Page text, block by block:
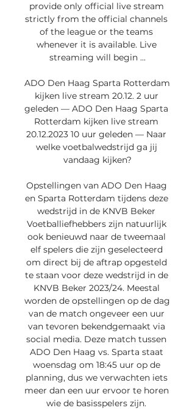
provide only official live stream
strictly from the official channels
of the league or the teams
whenever it is available. Live
streaming will begin ...
ADO Den Haag Sparta Rotterdam
kijken live stream 20.12. 2 uur
geleden — ADO Den Haag Sparta
Rotterdam kijken live stream
20.12.2023 10 uur geleden — Naar
welke voetbalwedstrijd ga jij
vandaag kijken?
Opstellingen van ADO Den Haag
en Sparta Rotterdam tijdens deze
wedstrijd in de KNVB Beker
Voetballiefhebbers zijn natuurlijk
ook benieuwd naar de tweemaal
elf spelers die zijn geselecteerd
om direct bij de aftrap opgesteld
te staan voor deze wedstrijd in de
KNVB Beker 2023/24. Meestal
worden de opstellingen op de dag
van de match ongeveer een uur
van tevoren bekendgemaakt via
social media. Deze match tussen
ADO Den Haag vs. Sparta staat
woensdag om 18:45 uur op de
planning, dus we verwachten iets
meer dan een uur ervoor te horen
wie de basisspelers zijn.